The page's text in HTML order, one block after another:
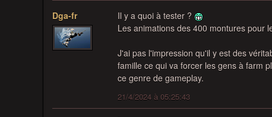
Dga-fr
Il y a quoi à tester ?
Les animations des 400 montures pour
J'ai pas l'impression qu'il y est des
famille ce qui va forcer les gens à farm
ce genre de gameplay.
21/4/2024 à 05:25:43